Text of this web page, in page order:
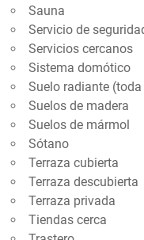
Sauna
Servicio de
Servicios cercanos
Sistema domótico
Suelo radiante
Suelos de madera
Suelos de mármol
Sótano
Terraza cubierta
Terraza descubierta
Terraza privada
Tiendas cerca